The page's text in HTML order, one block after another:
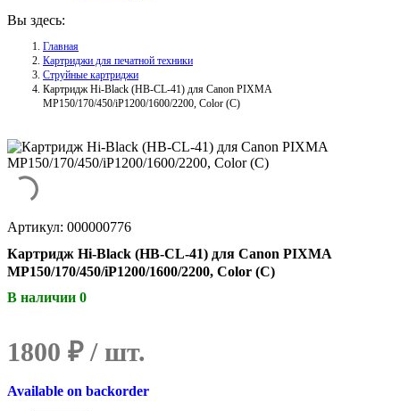
Вы здесь:
Главная
Картриджи для печатной техники
Струйные картриджи
Картридж Hi-Black (HB-CL-41) для Canon PIXMA
MP150/170/450/iP1200/1600/2200, Color (C)
Артикул: 000000776
Картридж Hi-Black (HB-CL-41) для Canon PIXMA
MP150/170/450/iP1200/1600/2200, Color (C)
В наличии 0
1800 ₽
Available on backorder